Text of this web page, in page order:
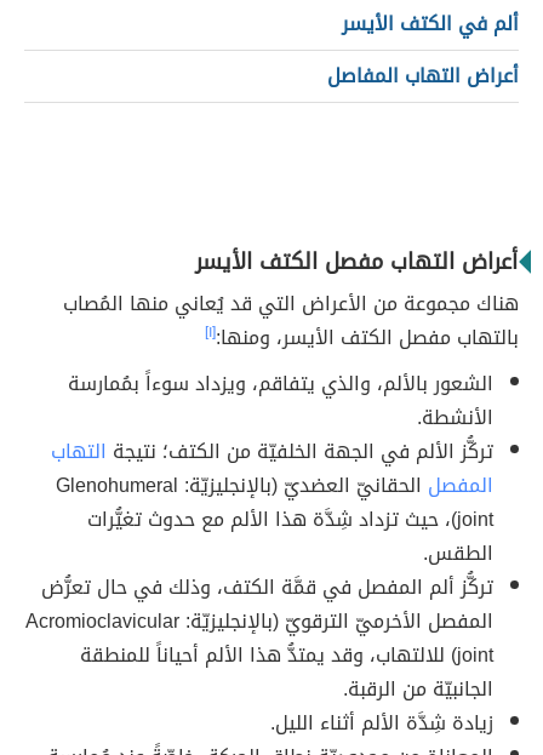
ألم في الكتف الأيسر
أعراض التهاب المفاصل
أعراض التهاب مفصل الكتف الأيسر
هناك مجموعة من الأعراض التي قد يُعاني منها المُصاب
بالتهاب مفصل الكتف الأيسر، ومنها:[١]
الشعور بالألم، والذي يتفاقم، ويزداد سوءاً بمُمارسة
الأنشطة.
تركُّز الألم في الجهة الخلفيّة من الكتف؛ نتيجة التهاب
المفصل
الحقانيّ العضديّ (بالإنجليزيّة: Glenohumeral
joint)، حيث تزداد شِدَّة هذا الألم مع حدوث تغيُّرات
الطقس.
تركُّز ألم المفصل في قمَّة الكتف، وذلك في حال تعرُّض
المفصل الأخرميّ الترقويّ (بالإنجليزيّة: Acromioclavicular
joint) للالتهاب، وقد يمتدُّ هذا الألم أحياناً للمنطقة
الجانبيّة من الرقبة.
زيادة شِدَّة الألم أثناء الليل.